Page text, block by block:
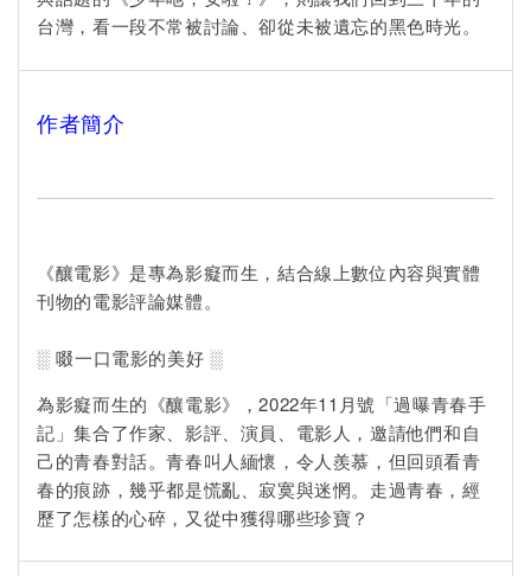
台灣，看一段不常被討論、卻從未被遺忘的黑色時光。
作者簡介
《釀電影》是專為影癡而生，結合線上數位內容與實體
刊物的電影評論媒體。
░ 啜一口電影的美好 ░
為影癡而生的《釀電影》，2022年11月號「過曝青春手
記」集合了作家、影評、演員、電影人，邀請他們和自
己的青春對話。青春叫人緬懷，令人羨慕，但回頭看青
春的痕跡，幾乎都是慌亂、寂寞與迷惘。走過青春，經
歷了怎樣的心碎，又從中獲得哪些珍寶？